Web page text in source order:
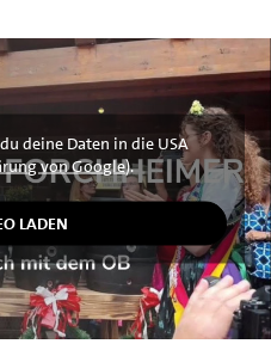
deine Daten in die USA
von Google).